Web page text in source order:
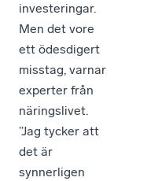
investeringar.
Men det vore
ett ödesdigert
misstag, varnar
experter från
näringslivet.
”Jag tycker att
det är
synnerligen